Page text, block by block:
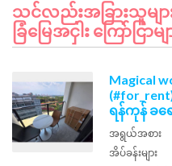
သင်လည်းအခြားသူမ
ခြံမြေအငှါး ကြော်ငြာမျ
Magical
ရန်ကုန် ခရ
အရွယ်အစား
အိပ်ခန်းများ